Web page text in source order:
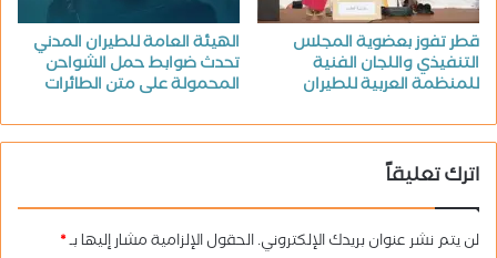
قطر تفوز بعضوية المجلس
التنفيذي واللجان الفنية
للمنظمة العربية للطيران
الهيئة العامة للطيران المدني
تحدث ضوابط حمل الشواحن
المحمولة على متن الطائرات
اترك تعليقاً
لن يتم نشر عنوان بريدك الإلكتروني.الحقول الإلزامية مشار إليها بـ*